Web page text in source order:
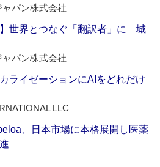
パン株式会社
】世界とつなぐ「翻訳者」に 城
パン株式会社
ライゼーションにAIをどれだけ
LLC
、日本市場に本格展開し医薬